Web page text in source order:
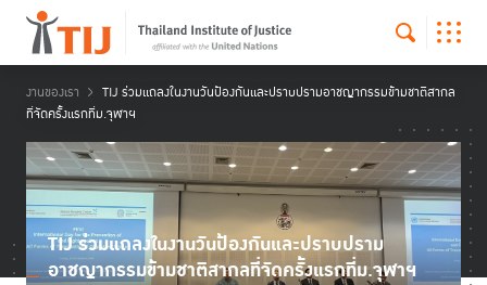
งานของเรา
TIJ ร่วมแถลงในงานวันป้องกันและปราบปรามอาชญากรรมข้ามชาติสากล
ที่จัดครั้งแรกที่ม.จุฬาฯ
TIJ ร่วมแถลงในงานวันป้องกันและปราบปราม
อาชญากรรมข้ามชาติสากลที่จัดครั้งแรกที่ม.จุฬาฯ